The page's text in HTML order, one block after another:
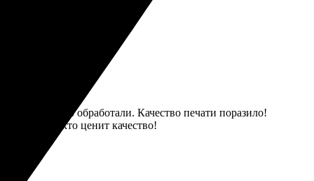
все быстро обработали. Качество печати поразило!
всем, кто ценит качество!